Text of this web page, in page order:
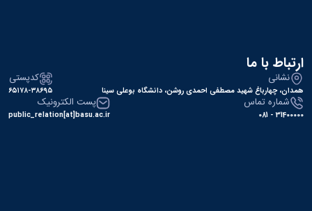
ارتباط با ما
نشانی
همدان، چهارباغ شهید مصطفی احمدی روشن، دانشگاه بوعلی سینا
کدپستی
۶۵۱۷۸-۳۸۶۹۵
شماره تماس
31400000 - 081
پست الکترونیک
public_relation[at]basu.ac.ir